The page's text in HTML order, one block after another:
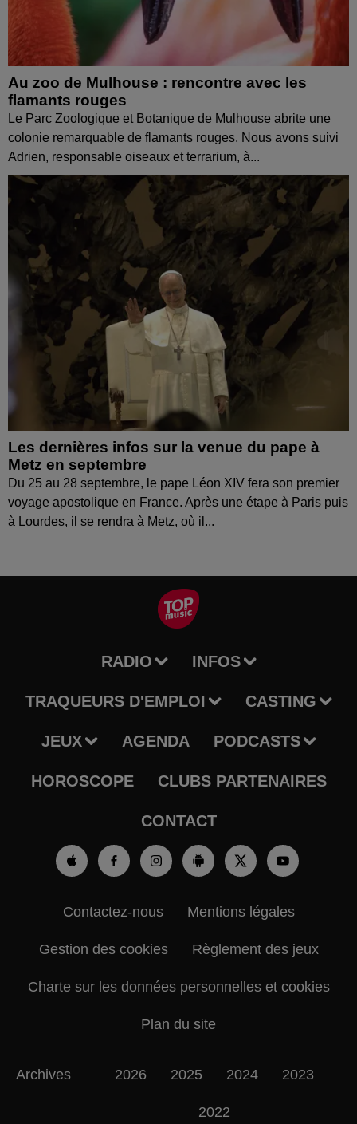
Au zoo de Mulhouse : rencontre avec les
flamants rouges
Le Parc Zoologique et Botanique de Mulhouse abrite une
colonie remarquable de flamants rouges. Nous avons suivi
Adrien, responsable oiseaux et terrarium, à...
Les dernières infos sur la venue du pape à
Metz en septembre
Du 25 au 28 septembre, le pape Léon XIV fera son premier
voyage apostolique en France. Après une étape à Paris puis
à Lourdes, il se rendra à Metz, où il...
RADIO INFOS
TRAQUEURS D'EMPLOI CASTING
JEUX AGENDA PODCASTS
HOROSCOPE CLUBS PARTENAIRES
CONTACT
Contactez-nous Mentions légales
Gestion des cookies Règlement des jeux
Charte sur les données personnelles et cookies
Plan du site
Archives 2026 2025 2024 2023
2022